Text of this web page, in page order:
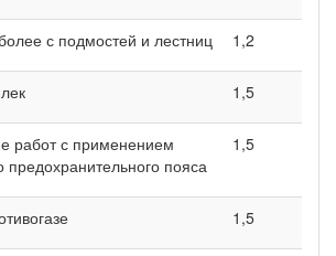
с подмостей и лестниц 1,2
1,5
работ с применением
предохранительного пояса
1,5
1,5